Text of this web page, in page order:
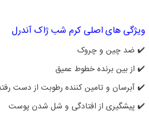
ویژگی های اصلی کرم شب ژاک آندرل
✔️ ضد چین و چروک
✔️ از بین برنده خطوط عمیق
✔️آبرسان و تامین کننده رطوبت از دست
✔️ پیشگیری از افتادگی و شل شدن پوست